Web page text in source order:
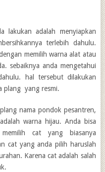
lakukan adalah menyiapkan
terlebih dahulu.
memilih warna alat atau
sebaiknya anda mengetahui
hal tersebut dilakukan
plang yang resmi.
nama pondok pesantren,
warna hijau. Anda bisa
memilih cat yang biasanya
cat yang anda pilih haruslah
Karena cat adalah salah